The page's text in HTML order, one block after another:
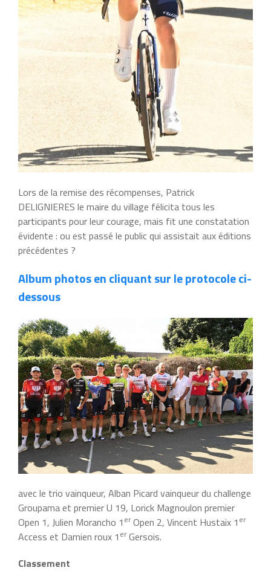
Lors de la remise des récompenses, Patrick
DELIGNIERES le maire du village félicita tous les
participants pour leur courage, mais fit une constatation
évidente : ou est passé le public qui assistait aux éditions
précédentes ?
Album photos en cliquant sur le protocole ci-
dessous
avec le trio vainqueur, Alban Picard vainqueur du challenge
Groupama et premier U 19, Lorick Magnoulon premier
Open 1, Julien Morancho 1 er Open 2, Vincent Hustaix 1 er
Access et Damien roux 1 er Gersois.
Classement